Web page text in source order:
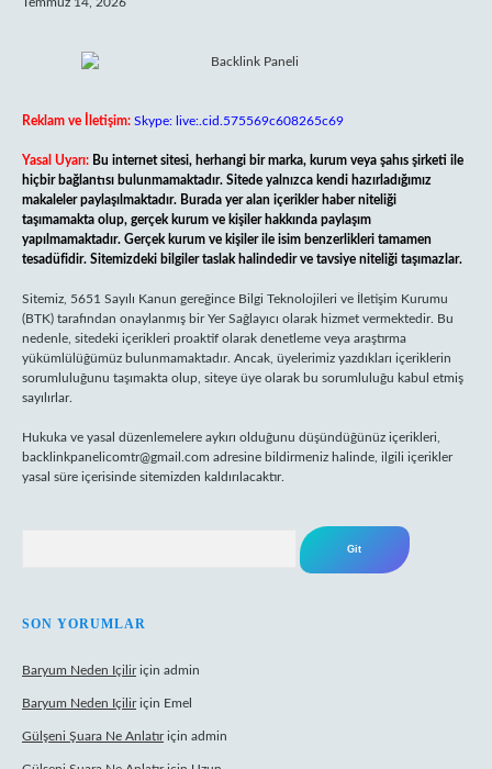
Reklam ve İletişim: Skype: live:.cid.575569c608265c69
Yasal Uyarı: Bu internet sitesi, herhangi bir marka, kurum veya şahıs şirketi ile
hiçbir bağlantısı bulunmamaktadır. Sitede yalnızca kendi hazırladığımız
makaleler paylaşılmaktadır. Burada yer alan içerikler haber niteliği
taşımamakta olup, gerçek kurum ve kişiler hakkında paylaşım
yapılmamaktadır. Gerçek kurum ve kişiler ile isim benzerlikleri tamamen
tesadüfidir. Sitemizdeki bilgiler taslak halindedir ve tavsiye niteliği taşımazlar.
Sitemiz, 5651 Sayılı Kanun gereğince Bilgi Teknolojileri ve İletişim Kurumu
(BTK) tarafından onaylanmış bir Yer Sağlayıcı olarak hizmet vermektedir. Bu
nedenle, sitedeki içerikleri proaktif olarak denetleme veya araştırma
yükümlülüğümüz bulunmamaktadır. Ancak, üyelerimiz yazdıkları içeriklerin
sorumluluğunu taşımakta olup, siteye üye olarak bu sorumluluğu kabul etmiş
sayılırlar.
Hukuka ve yasal düzenlemelere aykırı olduğunu düşündüğünüz içerikleri,
backlinkpanelicomtr@gmail.com adresine bildirmeniz halinde, ilgili içerikler
yasal süre içerisinde sitemizden kaldırılacaktır.
SON YORUMLAR
Baryum Neden Içiliriçin admin
Baryum Neden Içiliriçin Emel
Gülşeni Şuara Ne Anlatıriçin admin